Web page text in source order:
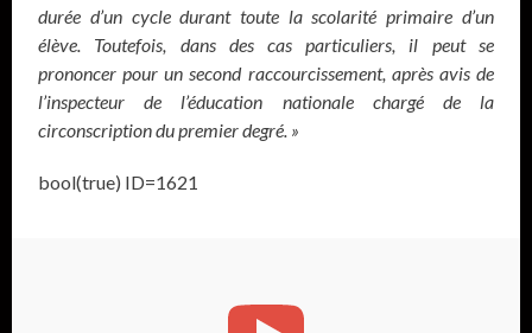
durée d’un cycle durant toute la scolarité primaire d’un
élève. Toutefois, dans des cas particuliers, il peut se
prononcer pour un second raccourcissement, après avis de
l’inspecteur de l’éducation nationale chargé de la
circonscription du premier degré. »
bool(true) ID=1621